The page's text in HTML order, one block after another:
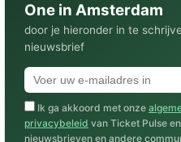
One in Amsterdam
door je hieronder in te
nieuwsbrief
Ik ga akkoord met onze
privacybeleid van Ticket Pulse
nieuwsbrieven en andere